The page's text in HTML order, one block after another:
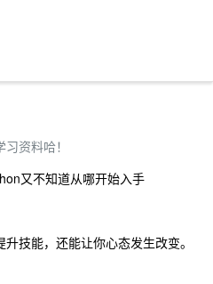
资料哈！
又不知道从哪开始入手
技能，还能让你心态发生改变。